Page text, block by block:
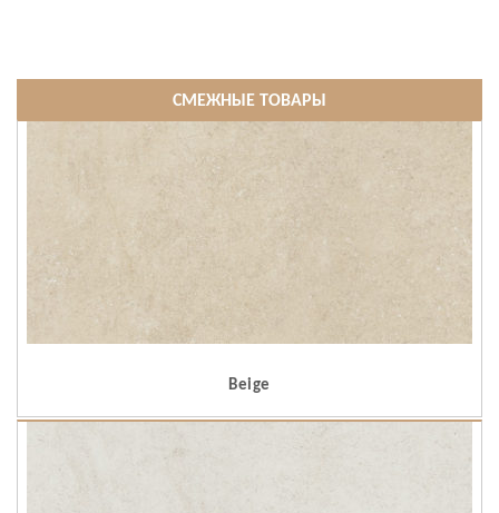
СМЕЖНЫЕ ТОВАРЫ
Beige